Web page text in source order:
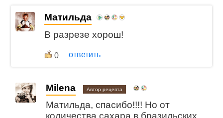
Матильда
В разрезе хорош!
0 ответить
Milena Автор рецепта
Матильда, спасибо!!!! Но от